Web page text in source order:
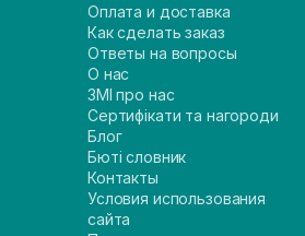
Оплата и доставка
Как сделать заказ
Ответы на вопросы
О нас
ЗМІ про нас
Сертифікати та нагороди
Блог
Бюті словник
Контакты
Условия использования
сайта